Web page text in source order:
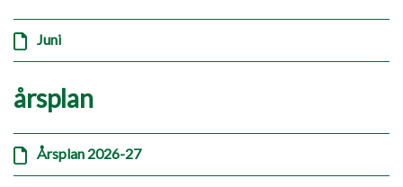
Juni
årsplan
Årsplan 2026-27